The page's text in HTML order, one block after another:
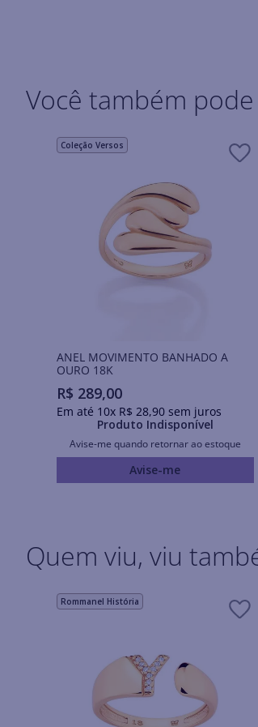
Você também
Coleção Versos
ANEL MOVIMENTO BANHADO A
OURO 18K
R$ 289,00
Em até 10x R$ 28,90sem juros
Produto Indisponível
Avise-me quando retornar ao estoque
Avise-me
Quem viu, viu
Rommanel História